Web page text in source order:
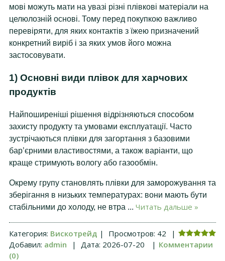
мові можуть мати на увазі різні плівкові матеріали на
целюлозній основі. Тому перед покупкою важливо
перевіряти, для яких контактів з їжею призначений
конкретний виріб і за яких умов його можна
застосовувати.
1) Основні види плівок для харчових
продуктів
Найпоширеніші рішення відрізняються способом
захисту продукту та умовами експлуатації. Часто
зустрічаються плівки для загортання з базовими
бар’єрними властивостями, а також варіанти, що
краще стримують вологу або газообмін.
Окрему групу становлять плівки для заморожування та
зберігання в низьких температурах: вони мають бути
стабільними до холоду, не втра ... Читать дальше »
Категория: Вискотрейд | Просмотров: 42
|
Добавил: admin | Дата: 2026-07-20 | Комментарии
(0)